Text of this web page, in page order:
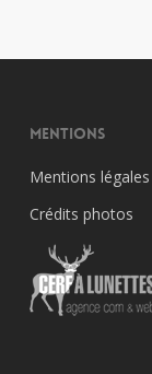
Mentions
Mentions légales
Crédits photos